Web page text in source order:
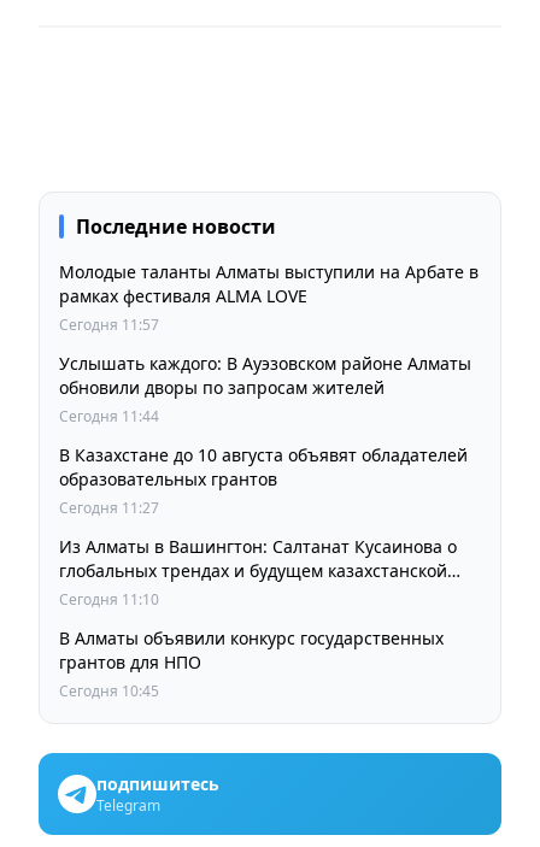
Последние новости
Молодые таланты Алматы выступили на Арбате в
рамках фестиваля ALMA LOVE
Сегодня 11:57
Услышать каждого: В Ауэзовском районе Алматы
обновили дворы по запросам жителей
Сегодня 11:44
В Казахстане до 10 августа объявят обладателей
образовательных грантов
Сегодня 11:27
Из Алматы в Вашингтон: Салтанат Кусаинова о
глобальных трендах и будущем казахстанской
школы
Сегодня 11:10
В Алматы объявили конкурс государственных
грантов для НПО
Сегодня 10:45
подпишитесь
Telegram